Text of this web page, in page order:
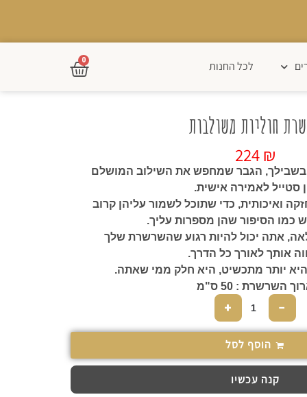
לכל החנות 0
חוליות משולבות
224₪
בשבילך, הגבר שמחפש את השילוב המושלם
סטייל לאמירה אישית.
ואיכותית, כדי שתוכל לשמור עליהן קרוב
כמו הסיפור שהן מספרות עליך.
אתה יכול להיות רגוע שהשרשרת שלך
אותך לאורך כל הדרך.
יותר מתכשיט, היא חלק ממי שאתה.
השרשרת : 50 ס"מ
−
+
הוסף לסל
קנה עכשיו